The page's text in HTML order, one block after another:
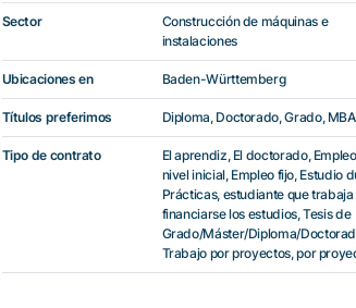
Sector
Construcción de máquinas e
instalaciones
Ubicaciones en Baden-Württemberg
Títulos preferimos Diploma, Doctorado, Grado,
Tipo de contrato
El aprendiz, El doctorado,
nivel inicial, Empleo fijo, Estudio
Prácticas, estudiante que trabaja
financiarse los estudios, Tesis de
Grado/Máster/Diploma/
Trabajo por proyectos, por